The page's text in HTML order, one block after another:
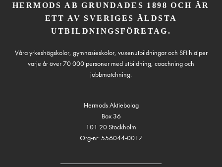
HERMODS AB GRUNDADES 1898 OCH ÄR
ETT AV SVERIGES ÄLDSTA
UTBILDNINGSFÖRETAG.
Våra yrkeshögskolor, gymnasieskolor, vuxenutbildningar och SFI hjälper
varje år över 70 000 personer med utbildning, coachning och
jobbmatchning.
Hermods Aktiebolag
Box 36
101 20 Stockholm
Org-nr: 556044-0017